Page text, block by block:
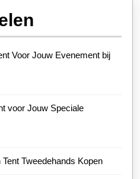
Voor Jouw Evenement bij
voor Jouw Speciale
Tweedehands Kopen